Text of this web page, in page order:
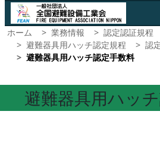
ホーム 業務情報
認定認証規程
避難器具用ハッチ認定規程
認
避難器具用ハッチ認定手数料
避難器具用ハッ